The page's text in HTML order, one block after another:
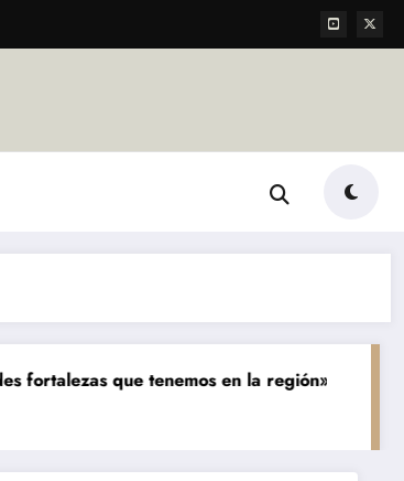
tenemos en la región» «Hoy podemos